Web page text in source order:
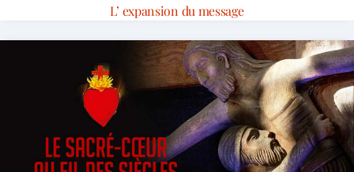
L’ expansion du message